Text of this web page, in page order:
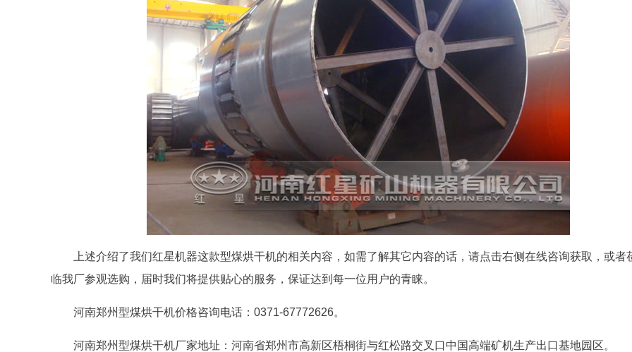
上述介绍了我们红星机器这款型煤烘干机的相关内容，如需了解其它内容的话，请点击右侧在线咨询获取，或者
临我厂参观选购，届时我们将提供贴心的服务，保证达到每一位用户的青睐。
河南郑州型煤烘干机价格咨询电话：0371-67772626。
河南郑州型煤烘干机厂家地址：河南省郑州市高新区梧桐街与红松路交叉口中国高端矿机生产出口基地园区。